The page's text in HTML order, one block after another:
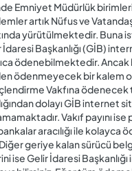
Emniyet Müdürlük
artık Nüfus ve
yürütülmektedir. Buna
Başkanlığı (GİB)
ödenebilmektedir.
ödenmeyecek bir kalem
Vakfına
dolayı GİB internet
Vakıf payını
aracılığı ile kolayca
geriye kalan sürücü
ise Gelir İdaresi